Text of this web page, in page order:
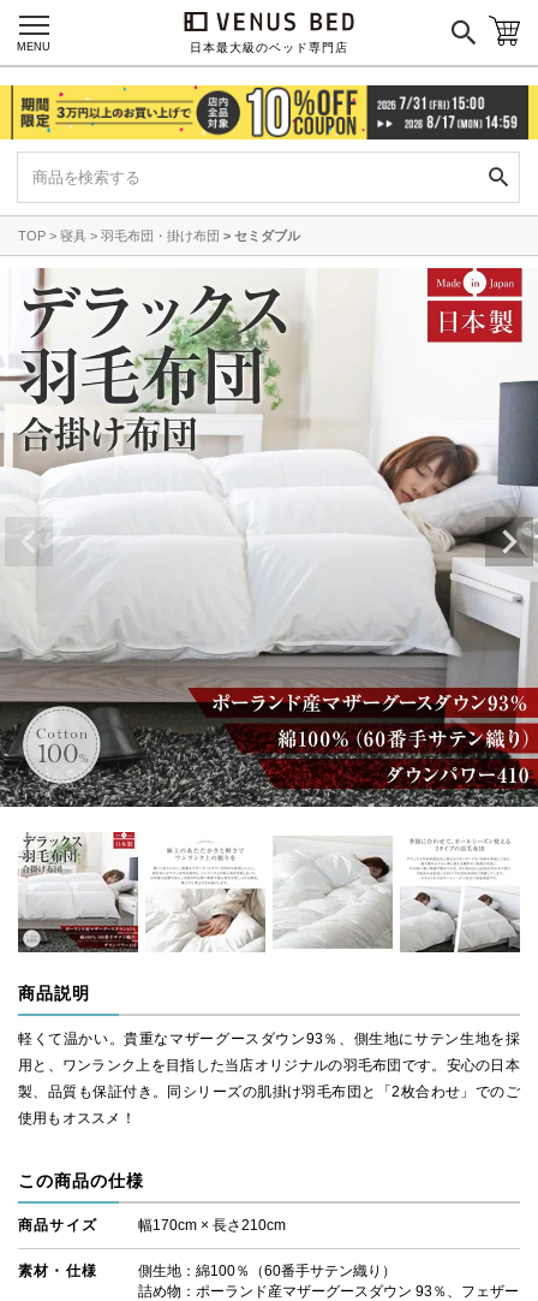
日本最大級のベッド専門店
MENU
TOP 寝具 羽毛布団・掛け布団 セミダブル
商品説明
軽くて温かい。貴重なマザーグースダウン93％、側生地にサテン生地を採
用と、ワンランク上を目指した当店オリジナルの羽毛布団です。安心の日本
製、品質も保証付き。同シリーズの肌掛け羽毛布団と「2枚合わせ」でのご
使用もオススメ！
この商品の仕様
商品サイズ 幅170cm × 長さ210cm
素材・仕様
側生地：綿100％（60番手サテン織り）
詰め物：ポーランド産マザーグースダウン 93％、フェザー